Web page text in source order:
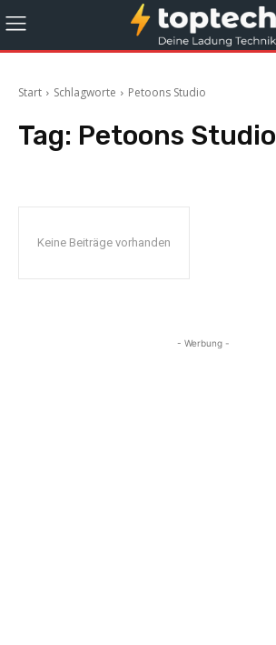
Start Schlagworte Petoons Studio
Tag: Petoons Studio
Keine Beiträge vorhanden
- Werbung -